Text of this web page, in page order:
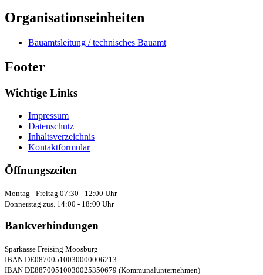
Organisationseinheiten
Bauamtsleitung / technisches Bauamt
Footer
Wichtige Links
Impressum
Datenschutz
Inhaltsverzeichnis
Kontaktformular
Öffnungszeiten
Montag - Freitag 07:30 - 12:00 Uhr
Donnerstag zus. 14:00 - 18:00 Uhr
Bankverbindungen
Sparkasse Freising Moosburg
IBAN DE08700510030000006213
IBAN DE88700510030025350679 (Kommunalunternehmen)